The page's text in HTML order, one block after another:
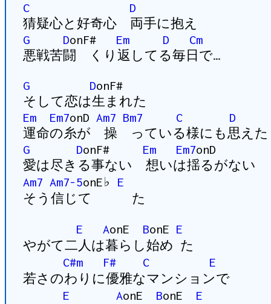
C
D
猜疑心と好奇心 両手に抱え
G
DonF# Em D
Cm
悪戦苦闘 くり返してる毎日で…
G DonF#
そして恋は生まれた
Em
Em7onD Am7 Bm7 C
D
運命の糸が 操 っている様にも思えた
G
DonF# Em Em7onD
愛は尽きる事ない 想いは揺るがない
Am7 Am7-5onE♭ E
そう信じて た
E AonE BonE E
やがて二人は暮らし始め た
C#m
F# C
E
若さのわりに優雅なマンションで
E
AonE BonE E